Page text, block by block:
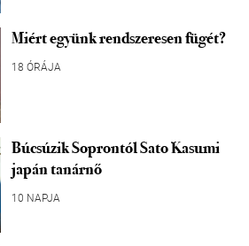
Miért együnk rendszeresen fügét?
18 ÓRÁJA
Búcsúzik Soprontól Sato Kasumi
japán tanárnő
10 NAPJA